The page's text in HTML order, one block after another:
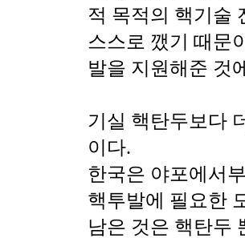
적 목적의 핵기술
스스로 깼기 때문
발을 지원해준 것
기실 핵탄두보다
이다.
한국은 야포에서
핵투발에 필요한
남은 것은 핵탄두